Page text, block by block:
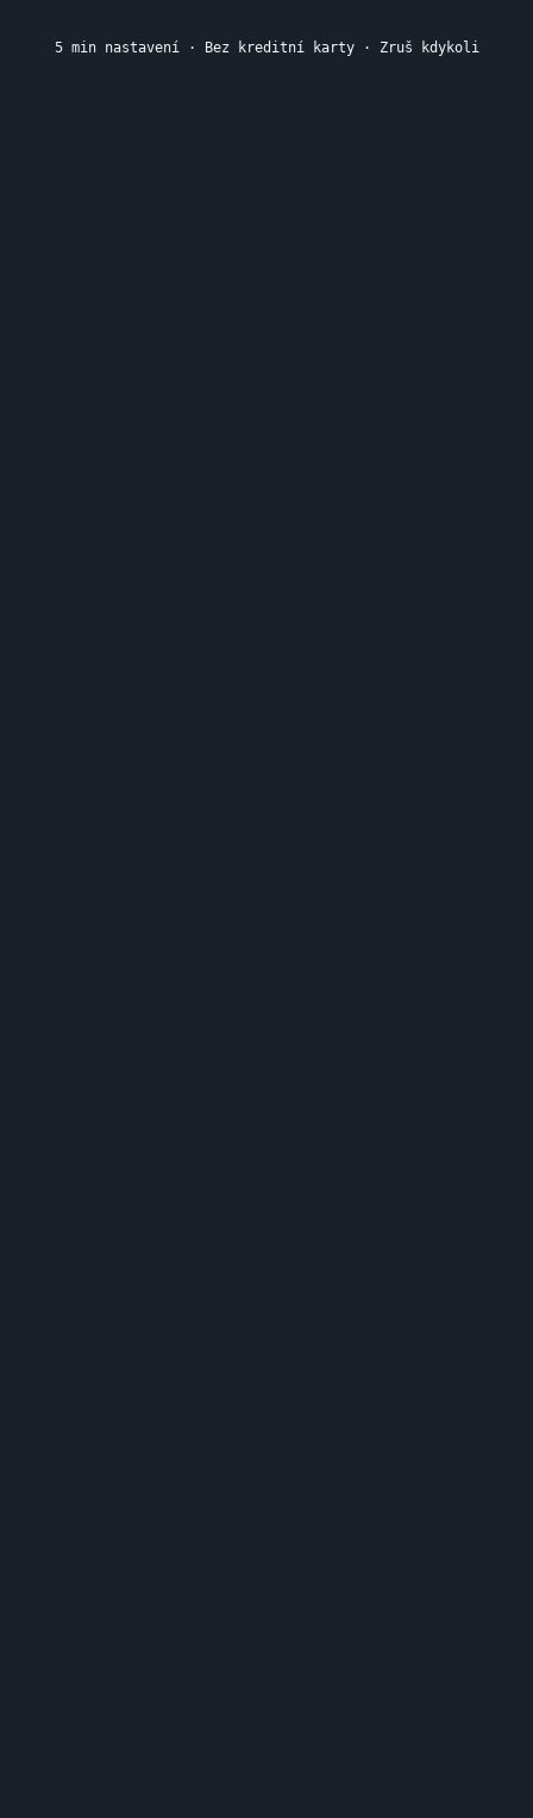
5 min nastavení · Bez kreditní karty · Zruš kdykoli